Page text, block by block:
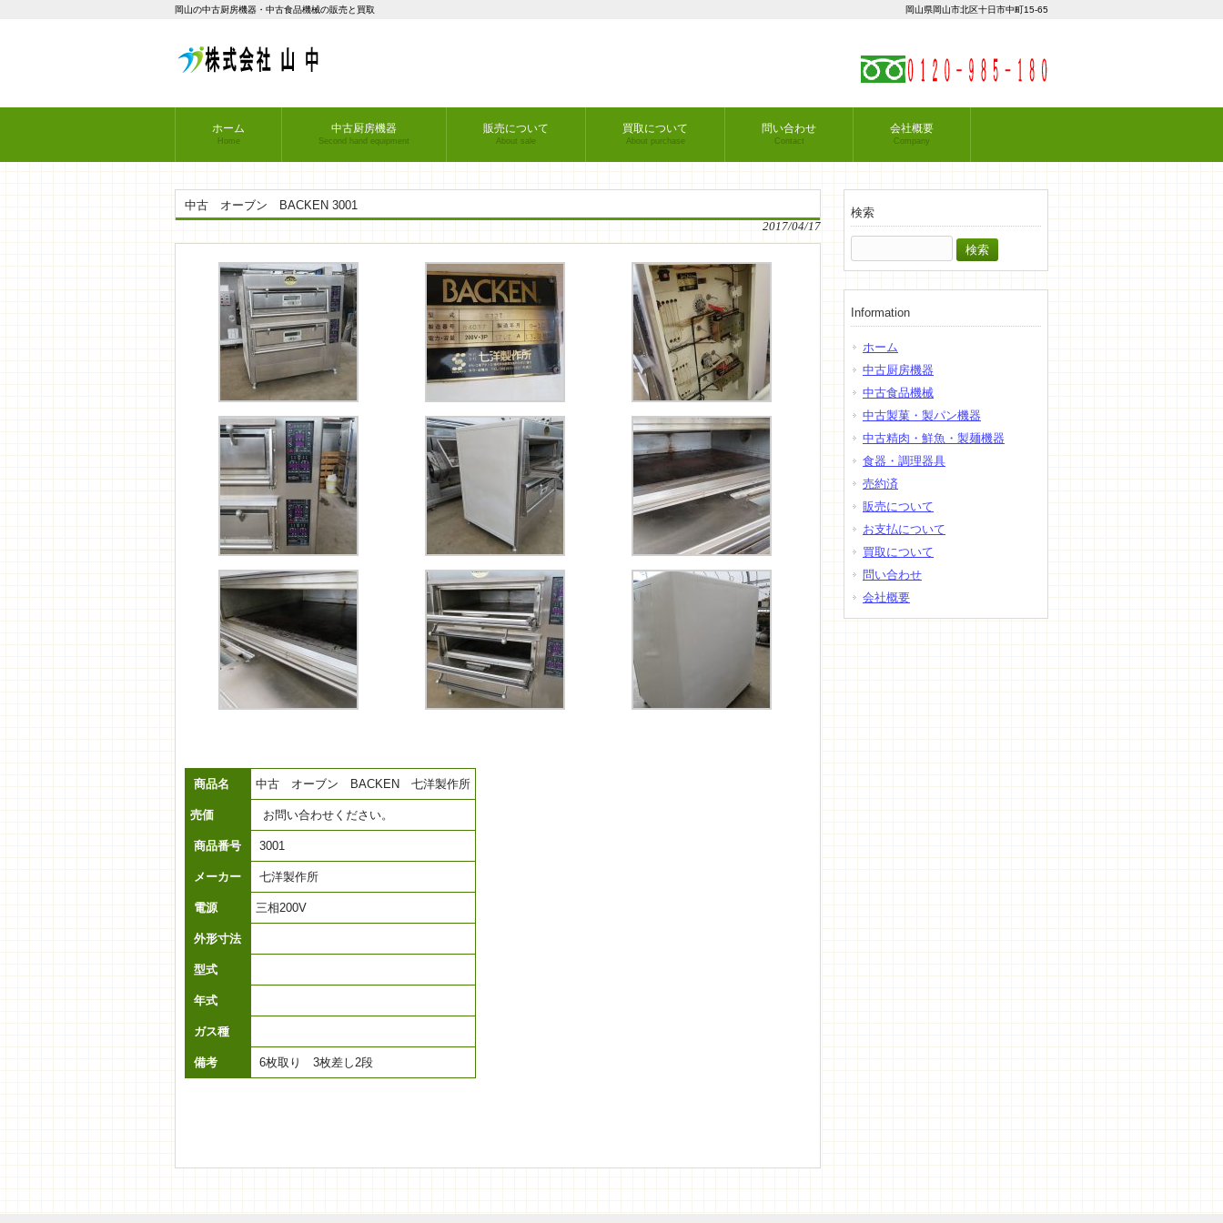
岡山の中古厨房機器・中古食品機械の販売と買取 岡山県岡山市北区十日市中町15-65
ホーム
Home
中古厨房機器
Second hand equipment
販売について
About sale
買取について
About purchase
問い合わせ
Contact
会社概要
Company
中古 オーブン BACKEN 3001
2017/04/17
商品名 中古 オーブン BACKEN 七洋製作所
売価 お問い合わせください。
商品番号 3001
メーカー 七洋製作所
電源 三相200V
外形寸法
型式
年式
ガス種
備考 6枚取り 3枚差し2段
検索
索:
Information
ホーム
中古厨房機器
中古食品機械
中古製菓・製パン機器
中古精肉・鮮魚・製麺機器
食器・調理器具
売約済
販売について
お支払について
買取について
問い合わせ
会社概要